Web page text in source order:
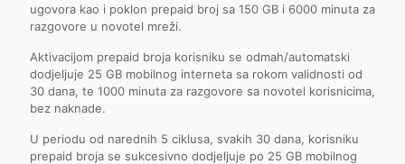
ugovora kao i poklon prepaid broj sa 150 GB i 6000 minuta za
razgovore u novotel mreži.
Aktivacijom prepaid broja korisniku se odmah/automatski
dodjeljuje 25 GB mobilnog interneta sa rokom validnosti od
30 dana, te 1000 minuta za razgovore sa novotel korisnicima,
bez naknade.
U periodu od narednih 5 ciklusa, svakih 30 dana, korisniku
prepaid broja se sukcesivno dodjeljuje po 25 GB mobilnog